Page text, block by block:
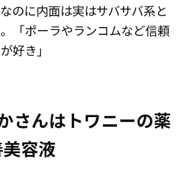
のに内面は実はサバサバ系と
「ポーラやランコムなど信頼
好き」
さんはトワニーの薬
容液